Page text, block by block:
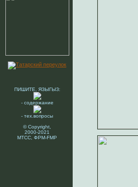
ПИШИТЕ, ЯЗЫГЫЗ:
- содержание
- тех.вопросы
© Copyright,
2000-2021
МТСС, ФРМ-FMP